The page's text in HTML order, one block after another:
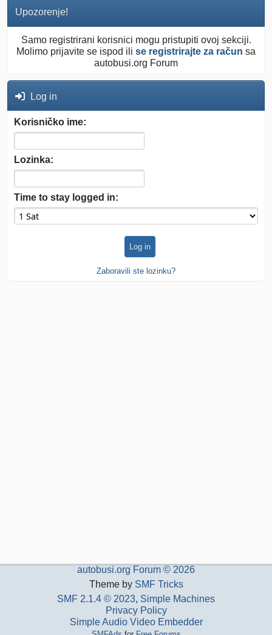
Upozorenje!
Samo registrirani korisnici mogu pristupiti ovoj sekciji.
Molimo prijavite se ispod ili se registrirajte za račun sa
autobusi.org Forum
Log in
Korisničko ime:
Lozinka:
Time to stay logged in:
Zaboravili ste lozinku?
autobusi.org Forum © 2026
Theme by SMF Tricks
SMF 2.1.4 © 2023, Simple Machines
Privacy Policy
Simple Audio Video Embedder